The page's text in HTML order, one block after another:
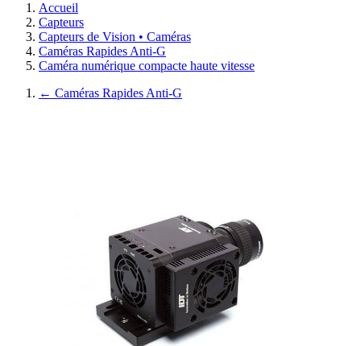
Accueil
Capteurs
Capteurs de Vision • Caméras
Caméras Rapides Anti-G
Caméra numérique compacte haute vitesse
← Caméras Rapides Anti-G